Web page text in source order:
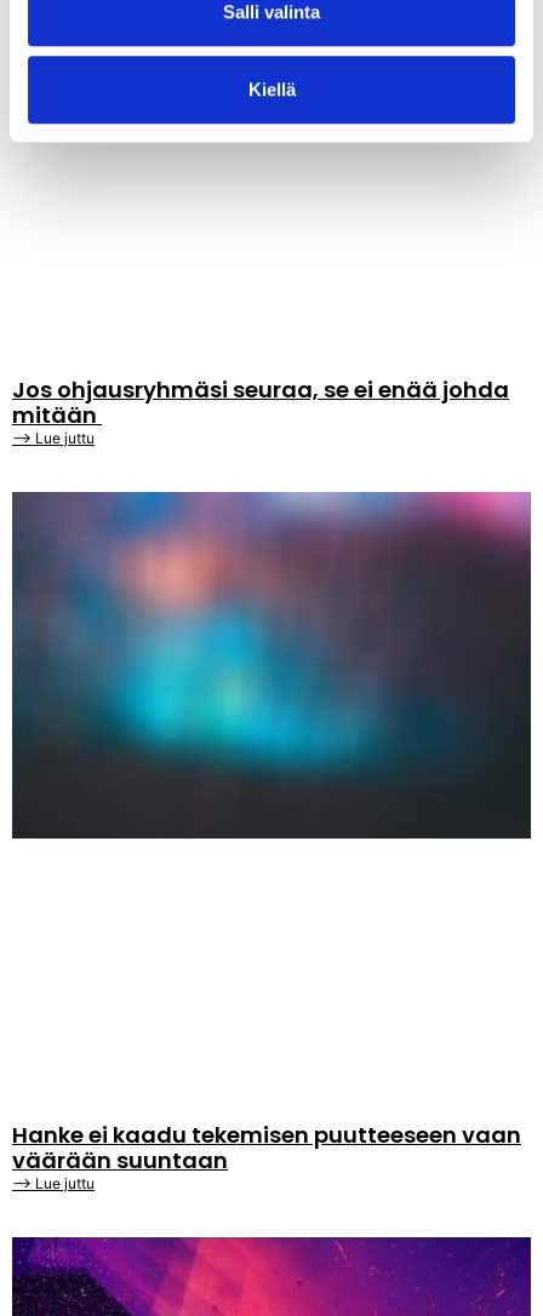
Salli valinta
Kiellä
Jos ohjausryhmäsi seuraa, se ei enää johda
mitään
⟶ Lue juttu
Hanke ei kaadu tekemisen puutteeseen vaan
väärään suuntaan
⟶ Lue juttu